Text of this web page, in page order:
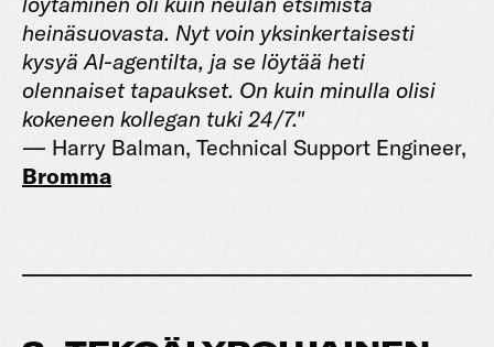
heinäsuovasta. Nyt voin yksinkertaisesti
kysyä AI-agentilta, ja se löytää heti
olennaiset tapaukset. On kuin minulla olisi
kokeneen kollegan tuki 24/7."
— Harry Balman, Technical Support Engineer,
Bromma